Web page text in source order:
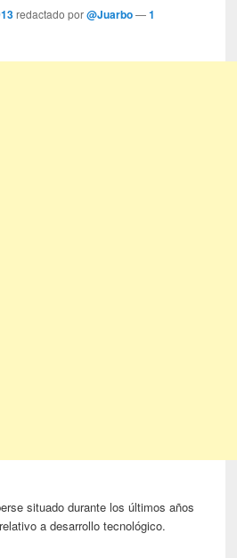
redactado por@Juarbo —1
situado durante los últimos años
a desarrollo tecnológico.